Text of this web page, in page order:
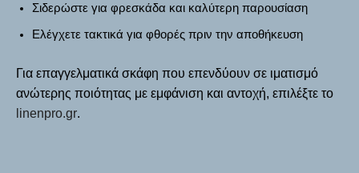
Σιδερώστε για φρεσκάδα και καλύτερη παρουσίαση
Ελέγχετε τακτικά για φθορές πριν την αποθήκευση
Για επαγγελματικά σκάφη που επενδύουν σε ιματισμό
ανώτερης ποιότητας με εμφάνιση και αντοχή, επιλέξτε το
linenpro.gr.